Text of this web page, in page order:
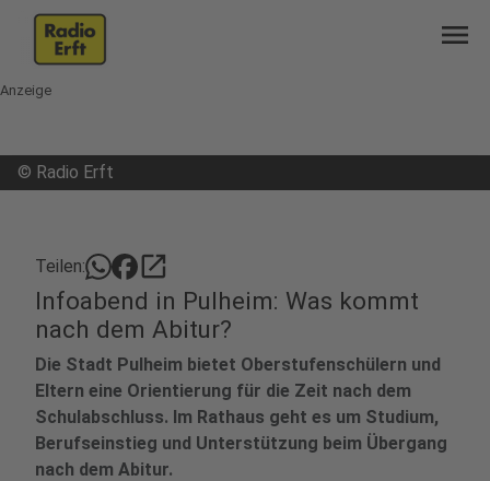
menu
Anzeige
© Radio Erft
Teilen: open_in_new
Infoabend in Pulheim: Was kommt
nach dem Abitur?
Die Stadt Pulheim bietet Oberstufenschülern und
Eltern eine Orientierung für die Zeit nach dem
Schulabschluss. Im Rathaus geht es um Studium,
Berufseinstieg und Unterstützung beim Übergang
nach dem Abitur.